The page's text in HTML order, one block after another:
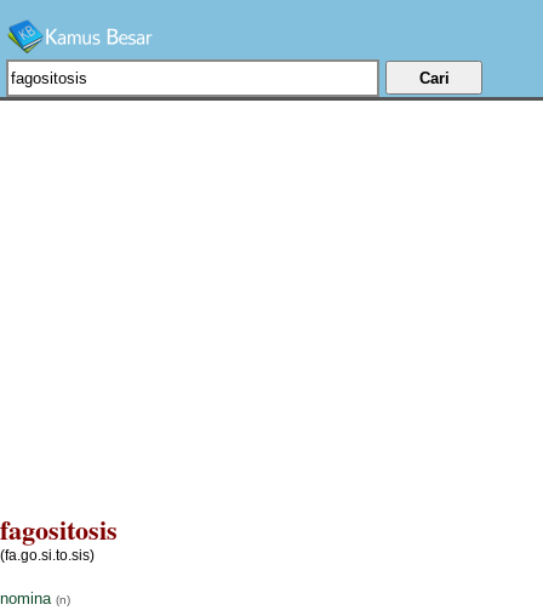
fagositosis
(fa.go.si.to.sis)
nomina (n)